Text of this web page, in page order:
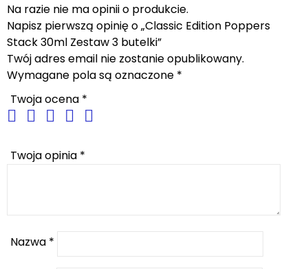
Na razie nie ma opinii o produkcie.
Napisz pierwszą opinię o „Classic Edition Poppers
Stack 30ml Zestaw 3 butelki”
Twój adres email nie zostanie opublikowany.
Wymagane pola są oznaczone *
Twoja ocena *
Twoja opinia *
Nazwa *